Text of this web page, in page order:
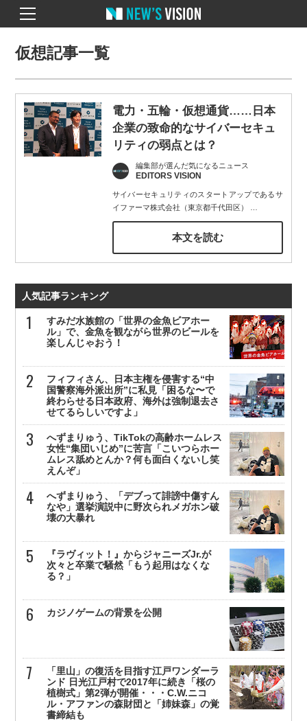
仮想記事一覧
電力・五輪・仮想通貨……日本
企業の致命的なサイバーセキュ
リティの弱点とは？
編集部が選んだ気になるニュース
EDITORS VISION
サイバーセキュリティのスタートアップであるサ
イファーマ株式会社（東京都千代田区）
本文を読む
人気記事ランキング
すみだ水族館の「世界の金魚ビアホー
ル」で、金魚を観ながら世界のビールを
楽しんじゃおう！
フィフィさん、日本主権を侵害する“中
国警察海外派出所”に私見「困るな〜で
終わらせる日本政府、海外は強制退去さ
せてるらしいですよ」
へずまりゅう、TikTokの高齢ホームレス
女性“集団いじめ”に苦言「こいつらホー
ムレス舐めとんか？何も面白くないし笑
えんぞ」
へずまりゅう、「デブって誹謗中傷すん
なや」選挙演説中に野次られメガホン破
壊の大暴れ
『ラヴィット！』からジャニーズJr.が
次々と卒業で騒然「もう起用はなくな
る？」
カジノゲームの背景を公開
「里山」の復活を目指す江戸ワンダーラ
ンド 日光江戸村で2017年に続き「桜の
植樹式」第2弾が開催・・・C.W.ニコ
ル・アファンの森財団と「姉妹森」の覚
書締結も